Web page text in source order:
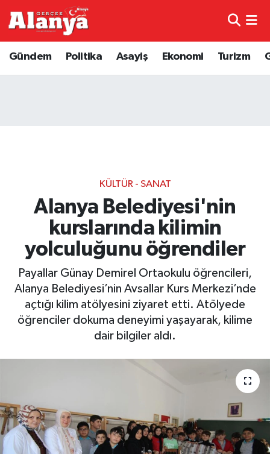
Gündem Politika Asayiş Ekonomi Turizm
KÜLTÜR - SANAT
Alanya Belediyesi'nin
kurslarında kilimin
yolculuğunu öğrendiler
Payallar Günay Demirel Ortaokulu öğrencileri,
Alanya Belediyesi’nin Avsallar Kurs Merkezi’nde
açtığı kilim atölyesini ziyaret etti. Atölyede
öğrenciler dokuma deneyimi yaşayarak, kilime
dair bilgiler aldı.
Genel
Diğer
Dünya
Gizlilik İlkeleri - Privacy Policy
Güncel
Spor
Turizm
Trafik Durumu
Haber Arşivi